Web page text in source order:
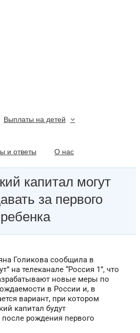
Выплаты на детей
и ответы О нас
капитал могут
за первого
ребенка
Голикова сообщила в
на телеканале “Россия 1”, что
новые меры по
в России и, в
вариант, при котором
капитал будут
после рождения первого